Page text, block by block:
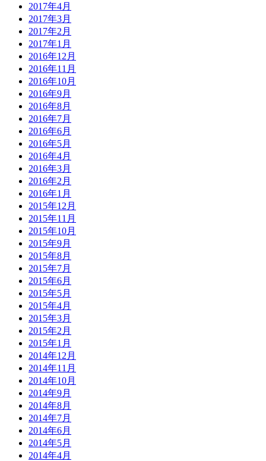
2017年4月
2017年3月
2017年2月
2017年1月
2016年12月
2016年11月
2016年10月
2016年9月
2016年8月
2016年7月
2016年6月
2016年5月
2016年4月
2016年3月
2016年2月
2016年1月
2015年12月
2015年11月
2015年10月
2015年9月
2015年8月
2015年7月
2015年6月
2015年5月
2015年4月
2015年3月
2015年2月
2015年1月
2014年12月
2014年11月
2014年10月
2014年9月
2014年8月
2014年7月
2014年6月
2014年5月
2014年4月